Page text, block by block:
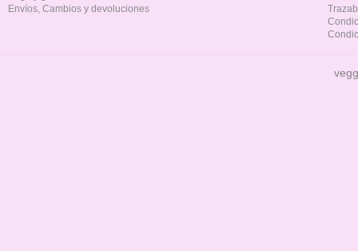
Envíos, Cambios y devoluciones